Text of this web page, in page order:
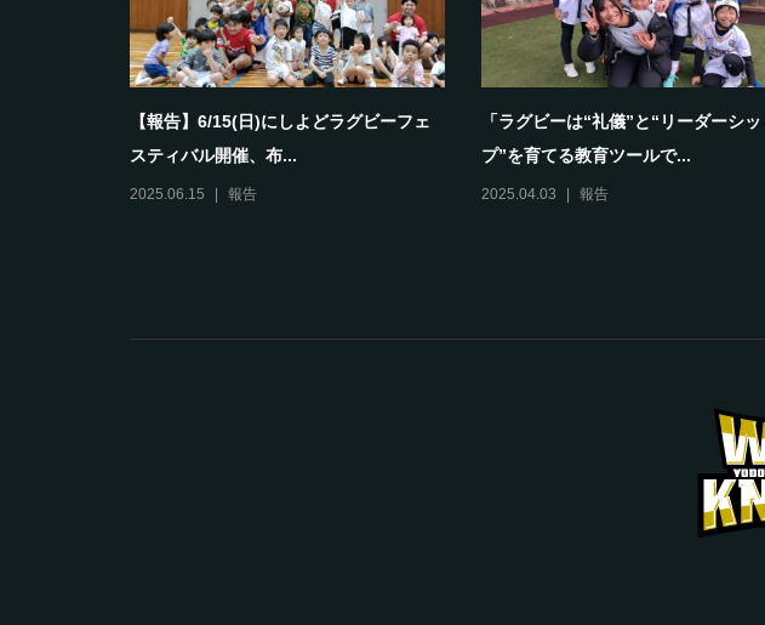
【報告】6/15(日)にしよどラグビーフェ
スティバル開催、布...
2025.06.15 報告
「ラグビーは“礼儀”と“リーダーシッ
プ”を育てる教育ツールで...
2025.04.03 報告